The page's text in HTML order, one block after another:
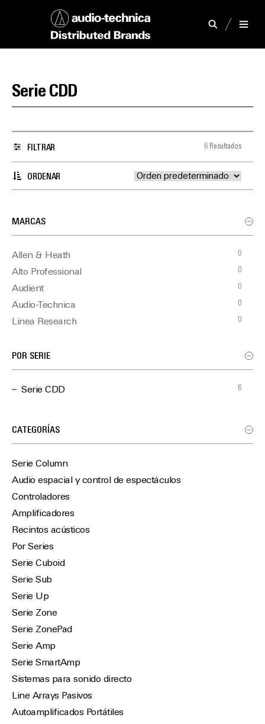
Serie CDD
ORDENAR
FILTRAR 6 Resultados
MARCAS
Allen & Heath 0
Alto Professional 0
Audient 0
Audio-Technica 0
Linea Research 0
Optimal Audio
TiMax 0
POR SERIE
Serie CDD 6
CATEGORÍAS
Serie Column
Audio espacial y control de espectáculos
Controladores
Amplificadores
Recintos acústicos
Por Series
Serie Cuboid
Serie Sub
Serie Up
Serie Zone
Serie ZonePad
Serie Amp
Serie SmartAmp
Sistemas para sonido directo
Line Arrays Pasivos
Autoamplificados Portátiles